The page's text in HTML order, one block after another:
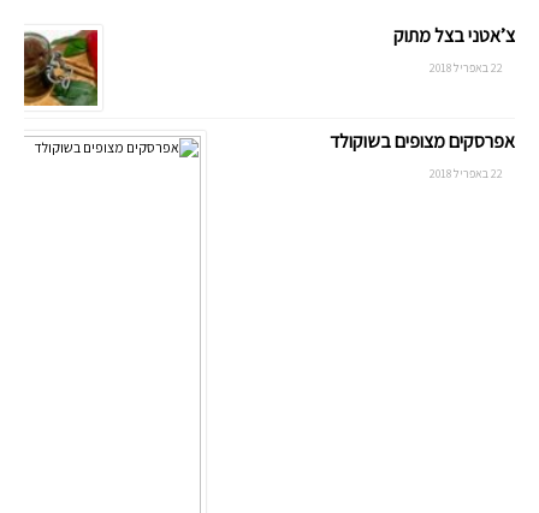
צ’אטני בצל מתוק
22 באפריל 2018
אפרסקים מצופים בשוקולד
22 באפריל 2018